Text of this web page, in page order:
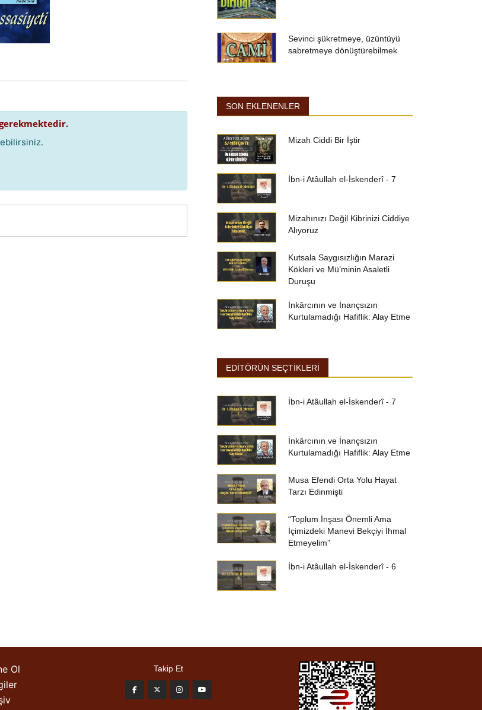
Sevinci şükretmeye, üzüntüyü
sabretmeye dönüştürebilmek
SON EKLENENLER
Mizah Ciddi Bir İştir
İbn-i Atâullah el-İskenderî - 7
Mizahınızı Değil Kibrinizi Ciddiye
Alıyoruz
Kutsala Saygısızlığın Marazi
Kökleri ve Mü’minin Asaletli
Duruşu
İnkârcının ve İnançsızın
Kurtulamadığı Hafiflik: Alay Etme
EDİTÖRÜN SEÇTİKLERİ
İbn-i Atâullah el-İskenderî - 7
İnkârcının ve İnançsızın
Kurtulamadığı Hafiflik: Alay Etme
Musa Efendi Orta Yolu Hayat
Tarzı Edinmişti
“Toplum İnşası Önemli Ama
İçimizdeki Manevi Bekçiyi İhmal
Etmeyelim”
İbn-i Atâullah el-İskenderî - 6
Ol
Takip Et